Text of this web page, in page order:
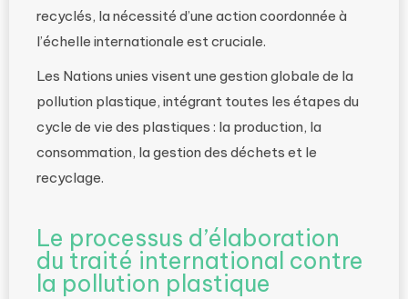
recyclés, la nécessité d’une action coordonnée à
l’échelle internationale est cruciale.
Les Nations unies visent une gestion globale de la
pollution plastique, intégrant toutes les étapes du
cycle de vie des plastiques : la production, la
consommation, la gestion des déchets et le
recyclage.
Le processus d’élaboration
du traité international contre
la pollution plastique